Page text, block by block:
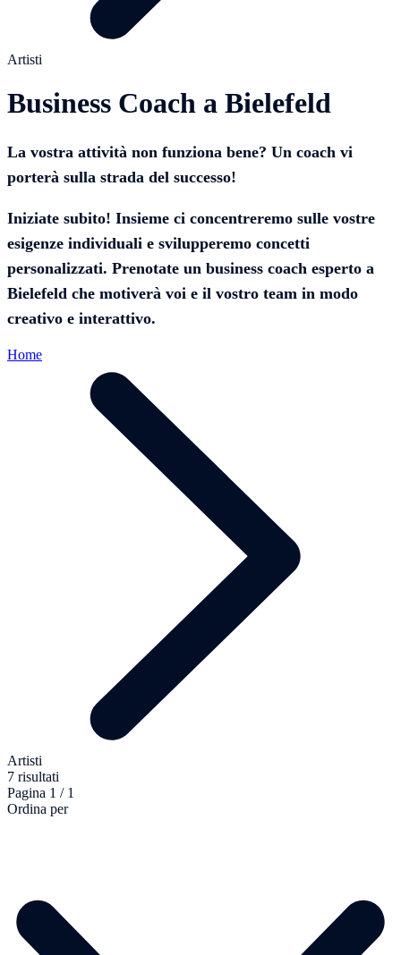
Artisti
Business Coach a Bielefeld
La vostra attività non funziona bene? Un coach vi
porterà sulla strada del successo!
Iniziate subito! Insieme ci concentreremo sulle vostre
esigenze individuali e svilupperemo concetti
personalizzati. Prenotate un business coach esperto a
Bielefeld che motiverà voi e il vostro team in modo
creativo e interattivo.
Home
Artisti
7 risultati
Pagina 1 / 1
Ordina per